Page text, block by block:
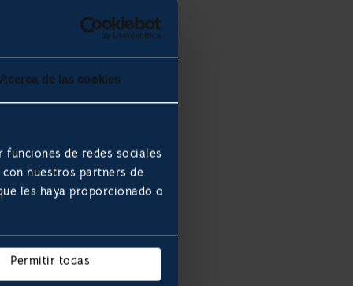
de las cookies
de redes sociales
nuestros partners de
les haya proporcionado o
Permitir todas